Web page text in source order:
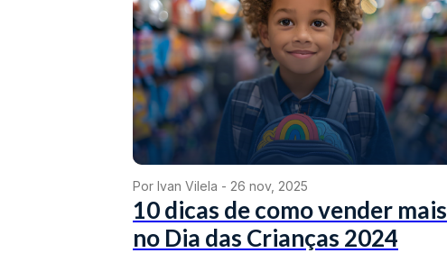
Por Ivan Vilela - 26 nov, 2025
10 dicas de como vender mais
no Dia das Crianças 2024